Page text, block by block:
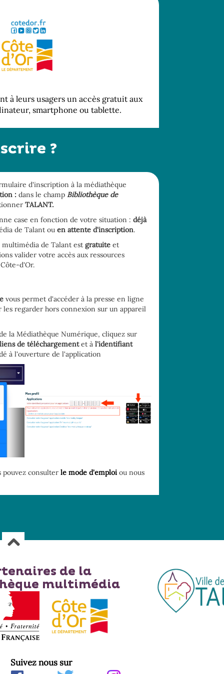
à leurs usagers un accès gratuit aux
smartphone ou tablette.
?
d'inscription à la médiathèque
: dans le champ Bibliothèque de
TALANT.
case en fonction de votre situation : déjà
de Talant ou en attente d'inscription.
de Talant est gratuite et
valider votre accès aux ressources
d'Or.
vous permet d'accéder à la presse en ligne
regarder hors connexion sur un appareil
la Médiathèque Numérique, cliquez sur
liens de téléchargementet à l'identifiant
à l'ouverture de l'application
pouvez consulter le mode d'emploi ou nous
de la
multimédia
Suivez nous sur